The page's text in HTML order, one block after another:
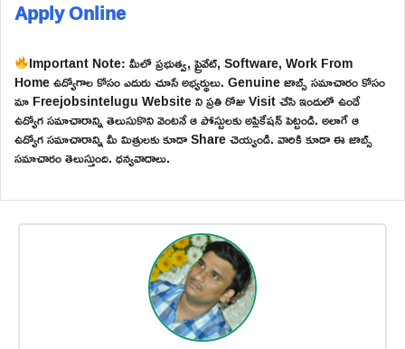
Apply Online
Important Note: మీలో ప్రభుత్వ, ప్రైవేట్, Software, Work From
Home ఉద్యోగాల కోసం ఎదురు చూసే అభ్యర్థులు. Genuine జాబ్స్ సమాచారం కోసం
మా Freejobsintelugu Website ని ప్రతి రోజు Visit చేసి ఇందులో ఉండే
ఉద్యోగ సమాచారాన్ని తెలుసుకొని వెంటనే ఆ పోస్టులకు అప్లికేషన్ పెట్టండి. అలాగే ఆ
ఉద్యోగ సమాచారాన్ని మీ మిత్రులకు కూడా Share చెయ్యండి. వారికి కూడా ఈ జాబ్స్
సమాచారం తెలుస్తుంది. ధన్యవాదాలు.